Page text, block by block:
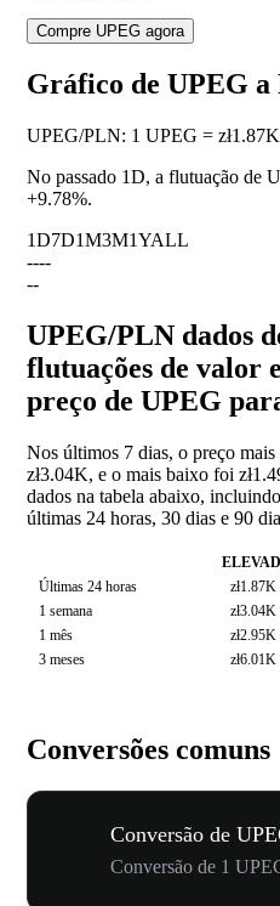
Compre UPEG agora
Gráfico de UPEG a
UPEG/PLN: 1 UPEG =
No passado 1D, a flutuação de
+9.78%.
1D7D1M3M1YALL
----
--
UPEG/PLN dados
flutuações de valor
preço de UPEG
Nos últimos 7 dias, o preço
zł3.04K, e o mais baixo foi
dados na tabela abaixo,
últimas 24 horas, 30 dias e 90
Últimas 24 horas
zł1.87K
1 semana
zł3.04K
1 mês
zł2.95K
3 meses
zł6.01K
Conversões comuns
Conversão de
Conversão de 1